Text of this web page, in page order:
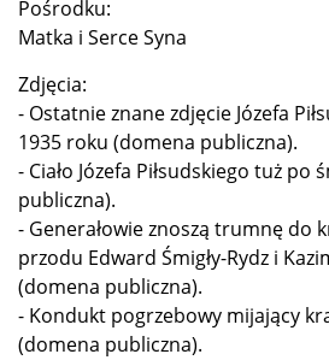
Pośrodku:
Matka i Serce Syna
Zdjęcia:
- Ostatnie znane zdjęcie Józefa
1935 roku (domena publiczna).
- Ciało Józefa Piłsudskiego tuż po
publiczna).
- Generałowie znoszą trumnę do
przodu Edward Śmigły-Rydz i
(domena publiczna).
- Kondukt pogrzebowy mijający
(domena publiczna).